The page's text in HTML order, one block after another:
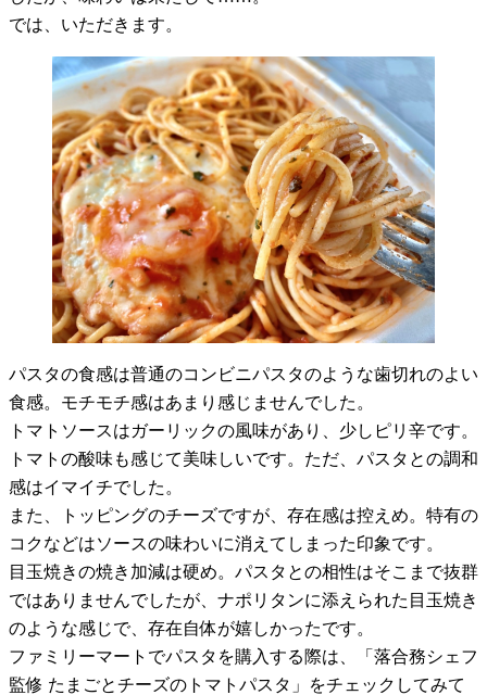
では、いただきます。
パスタの食感は普通のコンビニパスタのような歯切れのよい
食感。モチモチ感はあまり感じませんでした。
トマトソースはガーリックの風味があり、少しピリ辛です。
トマトの酸味も感じて美味しいです。ただ、パスタとの調和
感はイマイチでした。
また、トッピングのチーズですが、存在感は控えめ。特有の
コクなどはソースの味わいに消えてしまった印象です。
目玉焼きの焼き加減は硬め。パスタとの相性はそこまで抜群
ではありませんでしたが、ナポリタンに添えられた目玉焼き
のような感じで、存在自体が嬉しかったです。
ファミリーマートでパスタを購入する際は、「落合務シェフ
監修 たまごとチーズのトマトパスタ」をチェックしてみて